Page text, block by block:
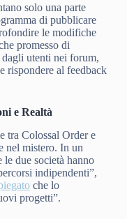
solo una parte
di pubblicare
le modifiche
promesso di
dagli utenti nei forum,
rispondere al feedback
e Realtà
tra Colossal Order e
nel mistero. In un
due società hanno
indipendenti”,
che lo
progetti”.